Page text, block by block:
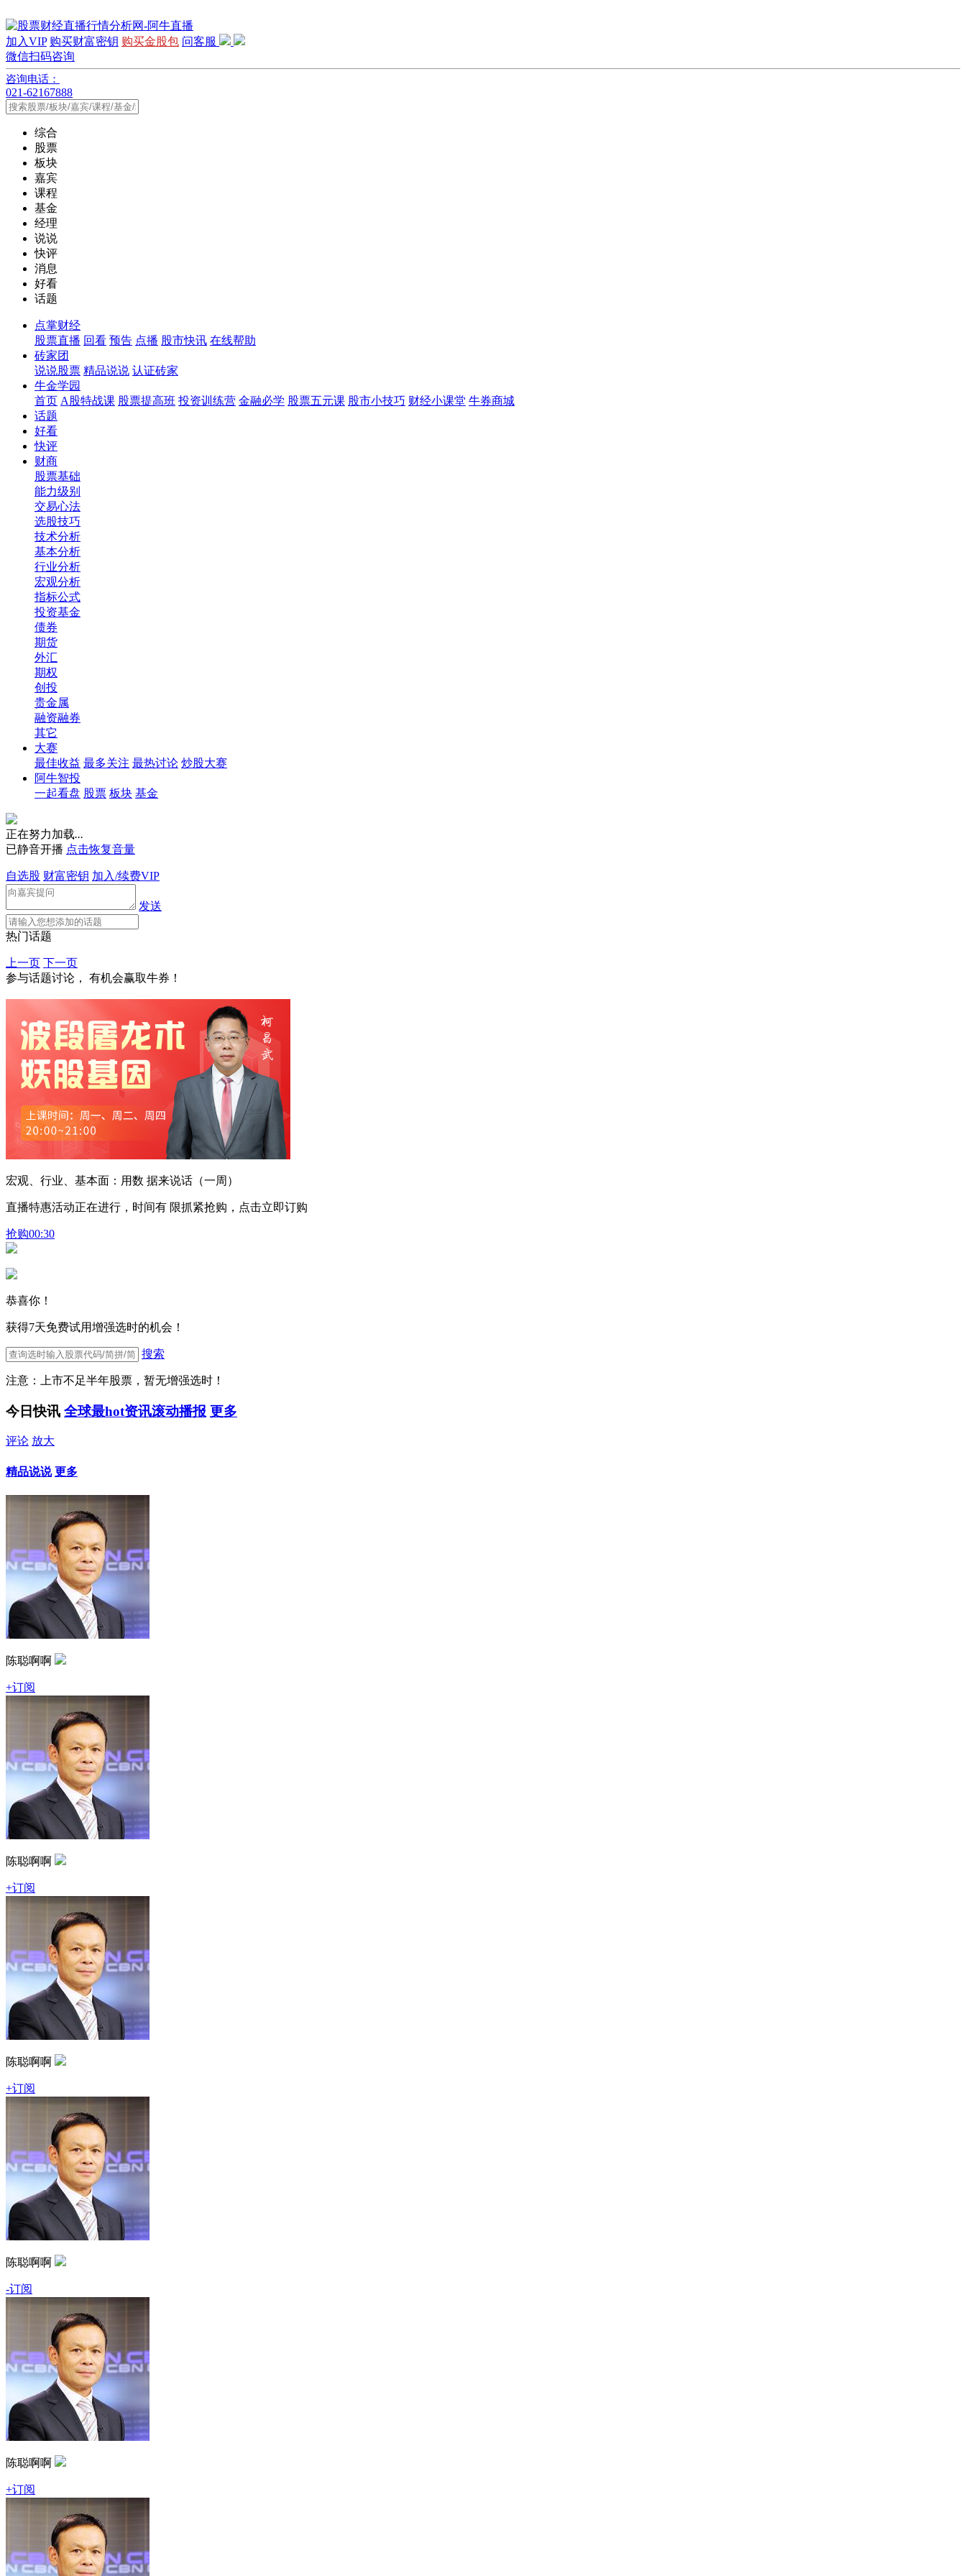
加入VIP 购买财富密钥 购买金股包 问客服
微信扫码咨询
咨询电话：
021-62167888
综合
股票
板块
嘉宾
课程
基金
经理
说说
快评
消息
好看
话题
点掌财经
股票直播 回看 预告 点播 股市快讯 在线帮助
砖家团
说说股票 精品说说 认证砖家
牛金学园
首页 A股特战课 股票提高班 投资训练营 金融必学 股票五元课 股市小技巧 财经小课堂 牛券商城
话题
好看
快评
财商
股票基础
能力级别
交易心法
选股技巧
技术分析
基本分析
行业分析
宏观分析
指标公式
投资基金
债券
期货
外汇
期权
创投
贵金属
融资融券
其它
大赛
最佳收益 最多关注 最热讨论 炒股大赛
阿牛智投
一起看盘 股票 板块 基金
正在努力加载...
已静音开播 点击恢复音量
自选股 财富密钥 加入/续费VIP
发送
热门话题
上一页 下一页
参与话题讨论， 有机会赢取牛券！
宏观、行业、基本面：用数 据来说话（一周）
直播特惠活动正在进行，时间有 限抓紧抢购，点击立即订购
抢购00:30
恭喜你！
获得7天免费试用增强选时的机会！
搜索
注意：上市不足半年股票，暂无增强选时！
今日快讯 全球最hot资讯滚动播报 更多
评论 放大
精品说说 更多
陈聪啊啊
+订阅
陈聪啊啊
+订阅
陈聪啊啊
+订阅
陈聪啊啊
-订阅
陈聪啊啊
+订阅